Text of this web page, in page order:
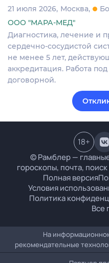
21 июля 2026 Москва
ООО "МАРА-МЕД"
Диагностика, лечение и
сердечно-сосудистой
не менее 5 лет,
аккредитация. Работа
договорной.
© Рамблер —
гороскопы, почта,
Полная версия
Условия
Политика
Все
18+
На
рекомендательные